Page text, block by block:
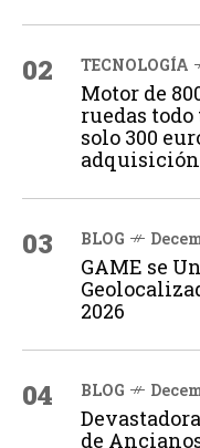
02 TECNOLOGÍA
Motor de
ruedas
solo 300
03 BLOG
GAME se
2026
04 BLOG
de